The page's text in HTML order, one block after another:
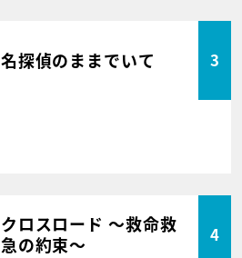
名探偵のままでいて 3
クロスロード ～救命救
急の約束～
4